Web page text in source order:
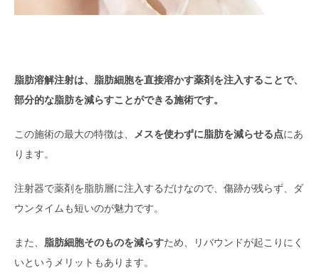
脂肪溶解注射は、脂肪細胞を直接溶かす薬剤を注入することで、
部分的な脂肪を減らすことができる施術です。
この施術の最大の特徴は、 メスを使わずに脂肪を減らせる点にあ
ります。
注射器で薬剤を脂肪層に注入するだけなので、傷跡が残らず、ダ
ウンタイムも短いのが魅力です。
また、 脂肪細胞そのものを減らすため、リバウンドが起こりにく
いというメリットもあります。